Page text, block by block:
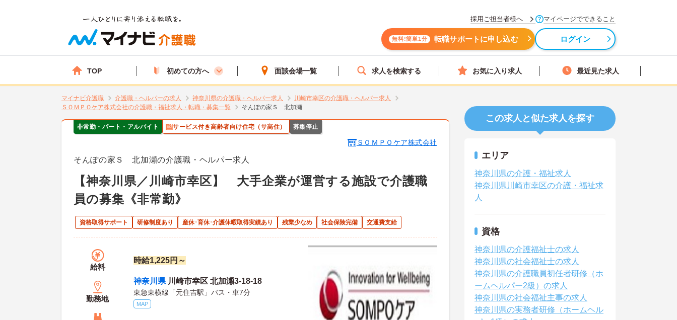
採用ご担当者様へ マイページでできること
無料!簡単1分 転職サポートに申し込む ログイン
TOP 初めての方へ 面談会場一覧 求人を検索する お気に入り求人 最近見た求人
マイナビ介護職 介護職・ヘルパーの求人 神奈川県の介護職・ヘルパー求人
川崎市幸区の介護職・ヘルパー求人
ＳＯＭＰＯケア株式会社の介護職・福祉求人・転職・募集一覧
そんぽの家Ｓ 北加瀬
非常勤・パート・アルバイト サービス付き高齢者向け住宅（サ高住） 募集停止
ＳＯＭＰＯケア株式会社
そんぽの家Ｓ 北加瀬の介護職・ヘルパー求人
【神奈川県／川崎市幸区】 大手企業が運営する施設で介護職
員の募集《非常勤》
資格取得サポート 研修制度あり 産休･育休･介護休暇取得実績あり 残業少なめ 社会保険完備 交通費支給
給料
時給1,225円～
勤務地
神奈川県 川崎市幸区 北加瀬3-18-18
東急東横線「元住吉駅」バス・車7分
MAP
この求人と似た求人を探す
エリア
神奈川県の介護・福祉求人
神奈川県川崎市幸区の介護・福祉求
人
資格
神奈川県の介護福祉士の求人
神奈川県の社会福祉士の求人
神奈川県の介護職員初任者研修（ホ
ームヘルパー2級）の求人
神奈川県の社会福祉主事の求人
神奈川県の実務者研修（ホームヘル